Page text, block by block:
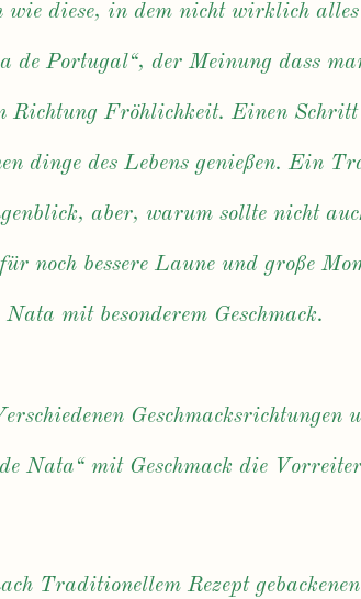
wie diese, in dem nicht wirklich
de Portugal“, der Meinung dass
Richtung Fröhlichkeit. Einen Schritt
dinge des Lebens genießen. Ein
aber, warum sollte nicht
noch bessere Laune und große
Nata mit besonderem Geschmack.
Nata“ mit Geschmack die
Traditionellem Rezept